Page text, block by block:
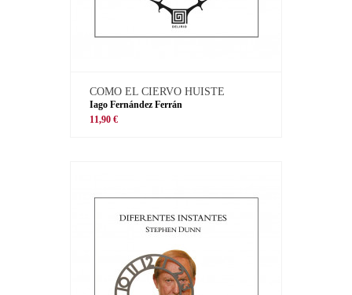
COMO EL CIERVO HUISTE
Iago Fernández Ferrán
11,90 €